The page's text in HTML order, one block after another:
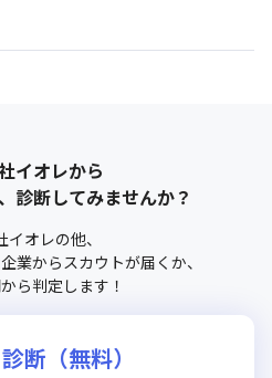
イオレから
診断してみませんか？
イオレの他、
業からスカウトが届くか、
ら判定します！
断（無料）